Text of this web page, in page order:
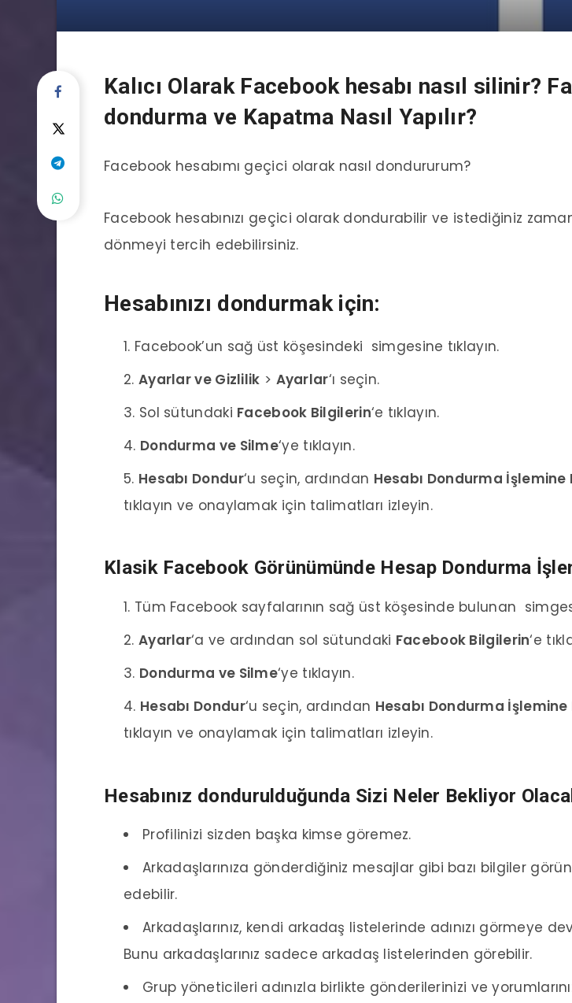
Kalıcı Olarak Facebook hesabı nasıl silinir?
dondurma ve Kapatma Nasıl Yapılır?
Facebook hesabımı geçici olarak nasıl dondururum?
Facebook hesabınızı geçici olarak dondurabilir ve istediğiniz
dönmeyi tercih edebilirsiniz.
Hesabınızı dondurmak için:
Facebook’un sağ üst köşesindeki simgesine tıklayın.
Ayarlar ve Gizlilik > Ayarlar‘ı seçin.
Sol sütundaki Facebook Bilgilerin‘e tıklayın.
Dondurma ve Silme‘ye tıklayın.
Hesabı Dondur‘u seçin, ardından Hesabı Dondurma İşlemine
tıklayın ve onaylamak için talimatları izleyin.
Klasik Facebook Görünümünde Hesap Dondurma
Tüm Facebook sayfalarının sağ üst köşesinde bulunan
Ayarlar‘a ve ardından sol sütundaki Facebook Bilgilerin‘e
Dondurma ve Silme‘ye tıklayın.
Hesabı Dondur‘u seçin, ardından Hesabı Dondurma
tıklayın ve onaylamak için talimatları izleyin.
Hesabınız dondurulduğunda Sizi Neler Bekliyor
Profilinizi sizden başka kimse göremez.
Arkadaşlarınıza gönderdiğiniz mesajlar gibi bazı bilgiler
edebilir.
Arkadaşlarınız, kendi arkadaş listelerinde adınızı görmeye
Bunu arkadaşlarınız sadece arkadaş listelerinden görebilir.
Grup yöneticileri adınızla birlikte gönderilerinizi ve